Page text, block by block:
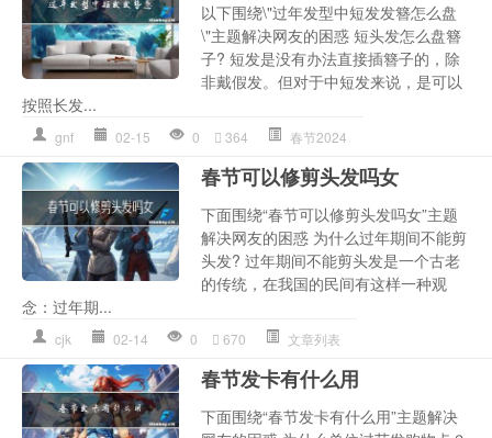
以下围绕\"过年发型中短发发簪怎么盘
\"主题解决网友的困惑 短头发怎么盘簪
子? 短发是没有办法直接插簪子的，除
非戴假发。但对于中短发来说，是可以
按照长发...
gnf 02-15 0 364 春节2024
春节可以修剪头发吗女
下面围绕“春节可以修剪头发吗女”主题
解决网友的困惑 为什么过年期间不能剪
头发? 过年期间不能剪头发是一个古老
的传统，在我国的民间有这样一种观
念：过年期...
cjk 02-14 0 670 文章列表
春节发卡有什么用
下面围绕“春节发卡有什么用”主题解决